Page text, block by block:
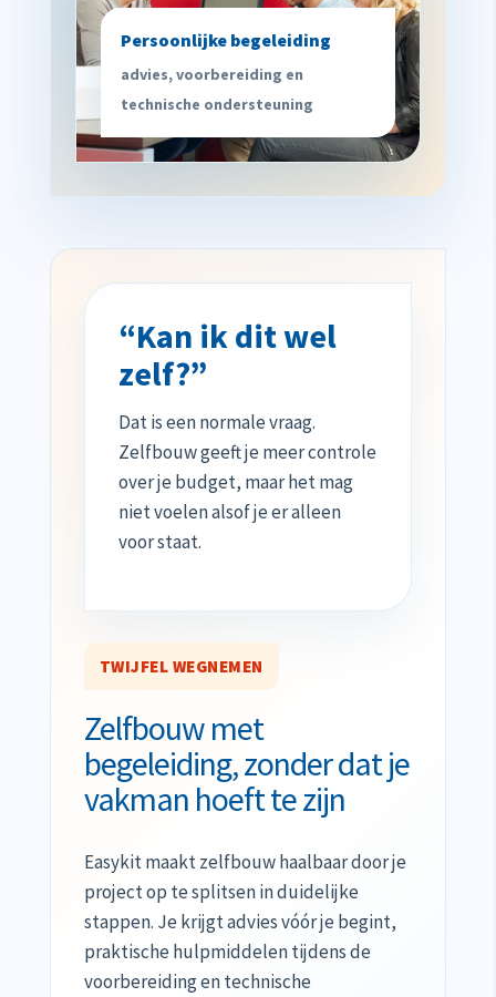
Persoonlijke begeleiding
advies, voorbereiding en
technische ondersteuning
“Kan ik dit wel
zelf?”
Dat is een normale vraag.
Zelfbouw geeft je meer controle
over je budget, maar het mag
niet voelen alsof je er alleen
voor staat.
TWIJFEL WEGNEMEN
Zelfbouw met
begeleiding, zonder dat je
vakman hoeft te zijn
Easykit maakt zelfbouw haalbaar door je
project op te splitsen in duidelijke
stappen. Je krijgt advies vóór je begint,
praktische hulpmiddelen tijdens de
voorbereiding en technische